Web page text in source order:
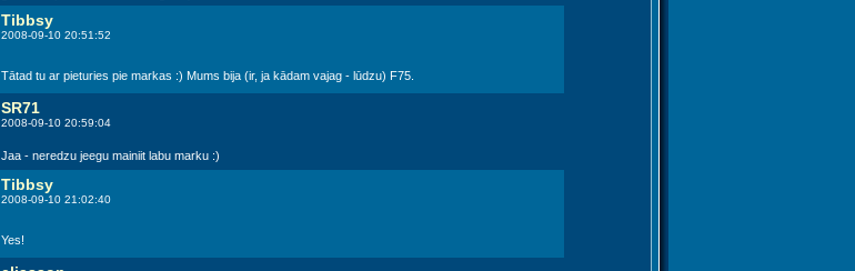
Tibbsy
2008-09-10 20:51:52
Tātad tu ar pieturies pie markas :) Mums bija (ir, ja kādam vajag - lūdzu) F75.
SR71
2008-09-10 20:59:04
Jaa - neredzu jeegu mainiit labu marku :)
Tibbsy
2008-09-10 21:02:40
Yes!